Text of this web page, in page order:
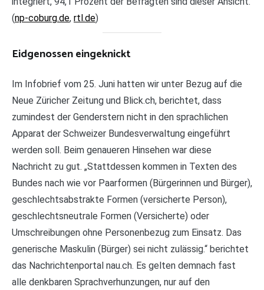
(np-coburg.de, rtl.de)
Eidgenossen eingeknickt
Im Infobrief vom 25. Juni hatten wir unter Bezug auf die
Neue Züricher Zeitung und Blick.ch, berichtet, dass
zumindest der Genderstern nicht in den sprachlichen
Apparat der Schweizer Bundesverwaltung eingeführt
werden soll. Beim genaueren Hinsehen war diese
Nachricht zu gut. „Stattdessen kommen in Texten des
Bundes nach wie vor Paarformen (Bürgerinnen und Bürger),
geschlechtsabstrakte Formen (versicherte Person),
geschlechtsneutrale Formen (Versicherte) oder
Umschreibungen ohne Personenbezug zum Einsatz. Das
generische Maskulin (Bürger) sei nicht zulässig.“ berichtet
das Nachrichtenportal nau.ch. Es gelten demnach fast
alle denkbaren Sprachverhunzungen, nur auf den